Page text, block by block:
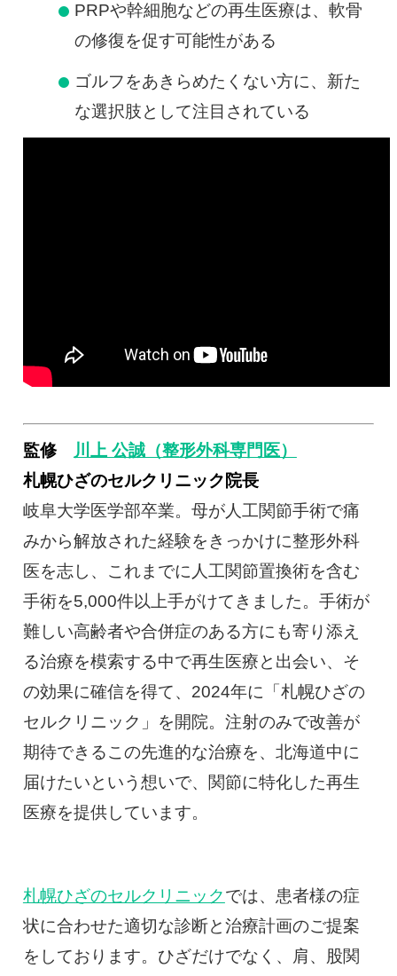
PRPや幹細胞などの再生医療は、軟骨
の修復を促す可能性がある
ゴルフをあきらめたくない方に、新た
な選択肢として注目されている
監修 川上 公誠（整形外科専門医）
札幌ひざのセルクリニック院長
岐阜大学医学部卒業。母が人工関節手術で痛
みから解放された経験をきっかけに整形外科
医を志し、これまでに人工関節置換術を含む
手術を5,000件以上手がけてきました。手術が
難しい高齢者や合併症のある方にも寄り添え
る治療を模索する中で再生医療と出会い、そ
の効果に確信を得て、2024年に「札幌ひざの
セルクリニック」を開院。注射のみで改善が
期待できるこの先進的な治療を、北海道中に
届けたいという想いで、関節に特化した再生
医療を提供しています。
札幌ひざのセルクリニックでは、患者様の症
状に合わせた適切な診断と治療計画のご提案
をしております。ひざだけでなく、肩、股関